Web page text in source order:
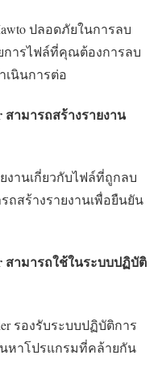
ปลอดภัยในการลบ
การไฟล์ที่คุณต้องการลบ
นินการต่อ
สามารถสร้างรายงาน
งานเกี่ยวกับไฟล์ที่ถูกลบ
ถสร้างรายงานเพื่อยืนยัน
สามารถใช้ในระบบปฏิบัติ
รองรับระบบปฏิบัติการ
หาโปรแกรมที่คล้ายกัน